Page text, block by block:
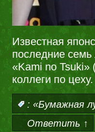
Известная
последние
«Kami no Tsuki»
коллеги по цеху.
: «Бумажная
Ответить ↑